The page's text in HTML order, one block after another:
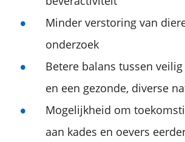
Minder verstoring van
onderzoek
Betere balans tussen
en een gezonde, diverse
Mogelijkheid om
aan kades en oevers